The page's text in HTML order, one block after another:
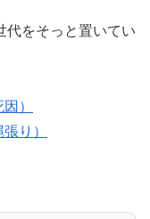
代をそっと置いてい
）
り）